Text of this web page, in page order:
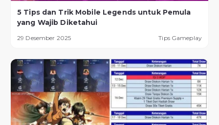
5 Tips dan Trik Mobile Legends untuk Pemula
yang Wajib Diketahui
29 Desember 2025 Tips Gameplay